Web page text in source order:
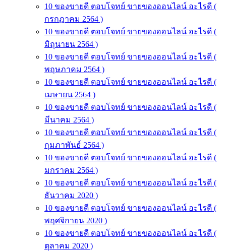
10 ของขายดี ตอบโจทย์ ขายของออนไลน์ อะไรดี (
กรกฎาคม 2564 )
10 ของขายดี ตอบโจทย์ ขายของออนไลน์ อะไรดี (
มิถุนายน 2564 )
10 ของขายดี ตอบโจทย์ ขายของออนไลน์ อะไรดี (
พฤษภาคม 2564 )
10 ของขายดี ตอบโจทย์ ขายของออนไลน์ อะไรดี (
เมษายน 2564 )
10 ของขายดี ตอบโจทย์ ขายของออนไลน์ อะไรดี (
มีนาคม 2564 )
10 ของขายดี ตอบโจทย์ ขายของออนไลน์ อะไรดี (
กุมภาพันธ์ 2564 )
10 ของขายดี ตอบโจทย์ ขายของออนไลน์ อะไรดี (
มกราคม 2564 )
10 ของขายดี ตอบโจทย์ ขายของออนไลน์ อะไรดี (
ธันวาคม 2020 )
10 ของขายดี ตอบโจทย์ ขายของออนไลน์ อะไรดี (
พฤศจิกายน 2020 )
10 ของขายดี ตอบโจทย์ ขายของออนไลน์ อะไรดี (
ตุลาคม 2020 )